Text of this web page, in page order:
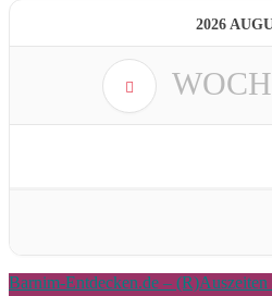
2026
Barnim-Entdecken.de –